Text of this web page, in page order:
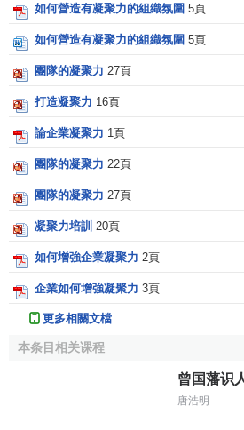
這個公式可用於實際測定。當然組
還是受以下因素的影響：
1、成員的同質性。
同點和相似性。例如，組織成員有共
信念；相同的需要、動機、興趣與愛
背景；相似的
性。一般來說，同質性有相互吸引的
織的凝聚力就越高。但是，有時組織
行是冤家”等現象，這樣會破壞組織
的不團結。
2、規模的大小。組織存在的必
的相互交往和相互影響。組織規模小
會多，其凝聚力就強，但規模過小就
不暢，就不可能有高度的凝聚力。因
如何營造有凝聚力的組織氛圍 5頁
如何營造有凝聚力的組織氛圍 5頁
團隊的凝聚力 27頁
打造凝聚力 16頁
論企業凝聚力 1頁
團隊的凝聚力 22頁
團隊的凝聚力 27頁
凝聚力培訓 20頁
如何增強企業凝聚力 2頁
企業如何增強凝聚力 3頁
更多相關文檔
本条目相关课程
曾国藩识
唐浩明